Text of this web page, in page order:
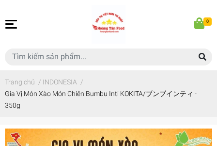
0
Trang chủ / INDONESIA /
Gia Vị Món Xào Món Chiên Bumbu Inti KOKITA/ブンブインティ -
350g